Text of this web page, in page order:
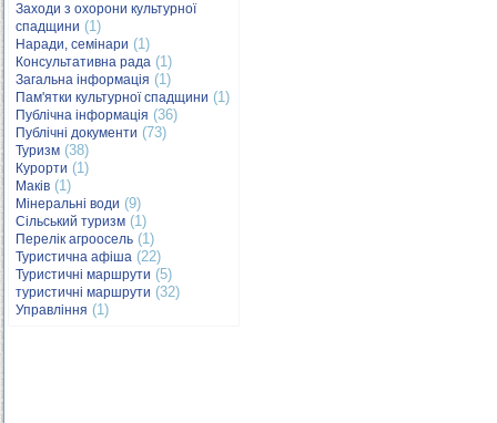
Заходи з охорони культурної
спадщини (1)
Наради, семінари (1)
Консультативна рада (1)
Загальна інформація (1)
Пам'ятки культурної спадщини (1)
Публічна інформація (36)
Публічні документи (73)
Туризм (38)
Курорти (1)
Маків (1)
Мінеральні води (9)
Сільський туризм (1)
Перелік агроосель (1)
Туристична афіша (22)
Туристичні маршрути (5)
туристичні маршрути (32)
Управління (1)